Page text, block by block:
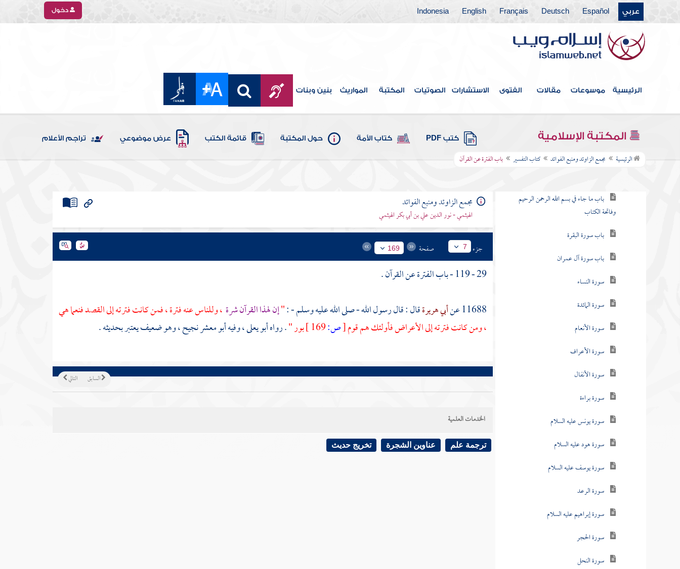
عربي Español
Deutsch
Français
English
Indonesia دخول
الرئيسية موسوعات مقالات الفتوى الاستشارات الصوتيات المكتبة المواريث بنين وبنات
المكتبة الإسلامية كتب PDF كتاب الأمة حول المكتبة قائمة الكتب عرض موضوعي تراجم الأعلام
الرئيسية مجمع الزاوئد ومنبع الفوائد كتاب التفسير باب الفترة عن القرآن
كتاب الخلافة
كتاب الجهاد
كتاب المغازي والسير
كتاب قتال أهل البغي
كتاب الحدود والديات
كتاب الديات
كتاب التفسير
باب ما جاء في بسم الله الرحمن الرحيم
وفاتحة الكتاب
باب سورة البقرة
باب سورة آل عمران
سورة النساء
سورة المائدة
سورة الأنعام
سورة الأعراف
سورة الأنفال
سورة براءة
سورة يونس عليه السلام
سورة هود عليه السلام
سورة يوسف عليه السلام
سورة الرعد
سورة إبراهيم عليه السلام
سورة الحجر
سورة النحل
مجمع الزاوئد ومنبع الفوائد
الهيثمي - نور الدين علي بن أبي بكر الهيثمي
جزء 7 صفحة 169
29 - 119 - باب الفترة عن القرآن .
11688 عن
أبي هريرةقال : قال رسول الله - صلى الله عليه وسلم - :"إن لهذا القرآن شرة، وللناس عنه فترة ، فمن كانت فترته إلى القصد فنعما هي
، ومن كانت فترته إلى الأعراض فأولئك هم قوم[ص: بور ". رواهأبو يعلى، وفيهأبو معشر نجيح، وهو ضعيف يعتبر بحديثه .
التالي السابق
الخدمات العلمية
ترجمة علم عناوين الشجرة تخريج حديث